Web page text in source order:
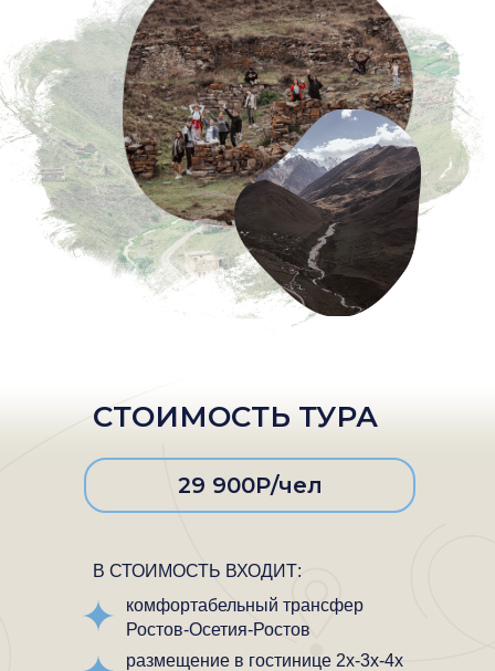
СТОИМОСТЬ ТУРА
В СТОИМОСТЬ ВХОДИТ:
29 900Р/чел
комфортабельный трансфер
Ростов-Осетия-Ростов
размещение в гостинице 2х-3х-4х